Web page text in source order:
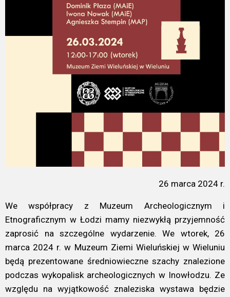
26 marca 2024 r.
We współpracy z Muzeum Archeologicznym i
Etnograficznym w Łodzi mamy niezwykłą przyjemność
zaprosić na szczególne wydarzenie. We wtorek, 26
marca 2024 r. w Muzeum Ziemi Wieluńskiej w Wieluniu
będą prezentowane średniowieczne szachy znalezione
podczas wykopalisk archeologicznych w Inowłodzu. Ze
względu na wyjątkowość znaleziska wystawa będzie